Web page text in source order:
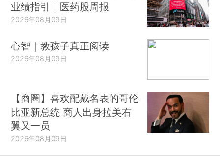
业绩指引｜医药股周报
2026年08月09日
心智｜教孩子真正阅读
2026年08月09日
【商圈】喜欢配戴名表的哥伦
比亚新总统 商人出身拉美右
翼又一员
2026年08月09日